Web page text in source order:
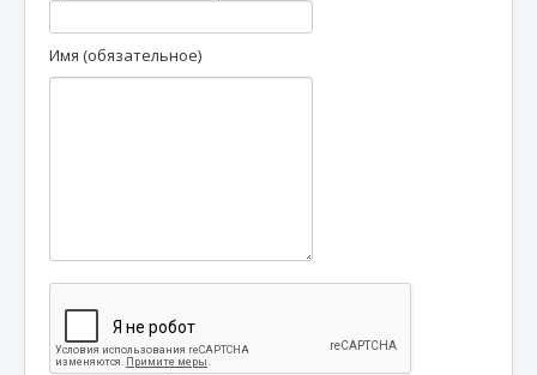
Имя (обязательное)